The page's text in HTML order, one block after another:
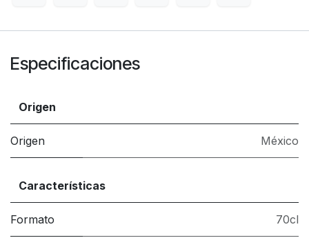
Especificaciones
Origen
Origen México
Características
Formato 70cl